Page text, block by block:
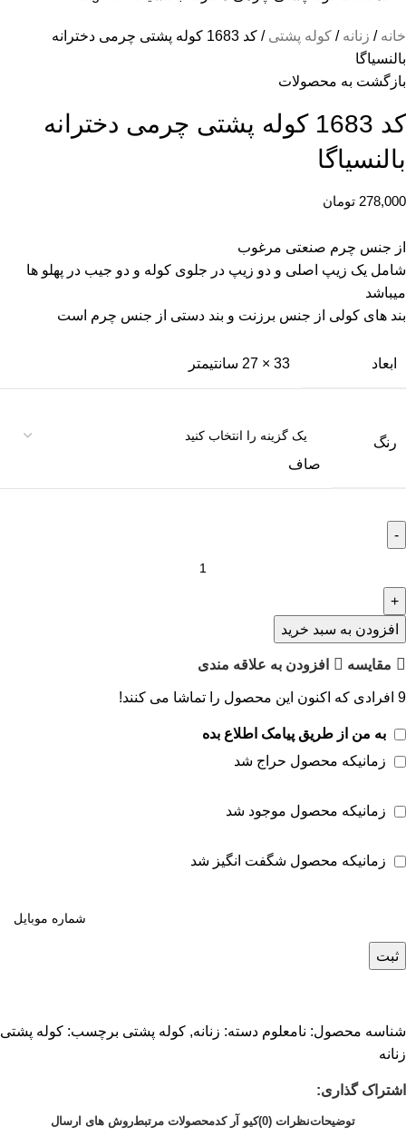
خانه زنانه کوله پشتی
کد 1683 کوله پشتی چرمی دخترانه
بالنسیاگا
بازگشت به محصولات
کد 1683 کوله پشتی چرمی دخترانه
بالنسیاگا
278,000 تومان
از جنس چرم صنعتی مرغوب
شامل یک زیپ اصلی و دو زیپ در جلوی کوله و دو جیب در پهلو ها
میباشد
بند های کولی از جنس برزنت و بند دستی از جنس چرم است
ابعاد 33 × 27 سانتیمتر
رنگ
صاف
افزودن به سبد خرید
مقايسه افزودن به علاقه مندی
9 افرادی که اکنون این محصول را تماشا می کنند!
به من از طریق پیامک اطلاع بده
زمانیکه محصول حراج شد
زمانیکه محصول موجود شد
زمانیکه محصول شگفت انگیز شد
ثبت
شناسه محصول: نامعلوم دسته: زنانه, کوله پشتی برچسب: کوله پشتی
زنانه
اشتراک گذاری:
توضیحاتنظرات (0) کیو آر کدمحصولات مرتبطروش های ارسال